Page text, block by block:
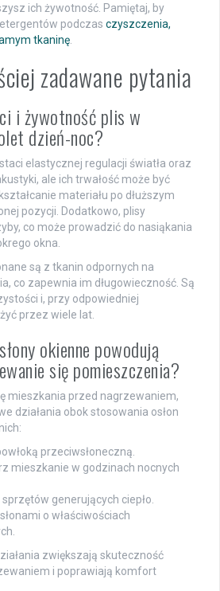
ich żywotność. Pamiętaj, by
podczas czyszczenia,
tkaninę
zadawane pytania
i żywotność plis w
dzień-noc?
elastycznej regulacji światła oraz
ale ich trwałość może być
materiału po dłuższym
pozycji. Dodatkowo, plisy
co może prowadzić do nasiąkania
okna.
są z tkanin odpornych na
co zapewnia im długowieczność. Są
i, przy odpowiedniej
przez wiele lat.
okienne powodują
się pomieszczenia?
mieszkania przed nagrzewaniem,
działania obok stosowania osłon
przeciwsłoneczną.
mieszkanie w godzinach nocnych
generujących ciepło.
o właściwościach
zwiększają skuteczność
i poprawiają komfort